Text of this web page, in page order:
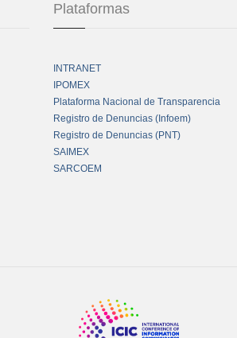
Plataformas
INTRANET
IPOMEX
Plataforma Nacional de Transparencia
Registro de Denuncias (Infoem)
Registro de Denuncias (PNT)
SAIMEX
SARCOEM